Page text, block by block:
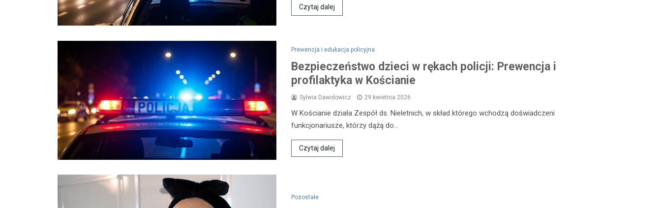
Czytaj dalej
Prewencja i edukacja policyjna
Bezpieczeństwo dzieci w rękach policji: Prewencja i
profilaktyka w Kościanie
Sylwia Dawidowicz 29 kwietnia 2026
W Kościanie działa Zespół ds. Nieletnich, w skład którego wchodzą doświadczeni
funkcjonariusze, którzy dążą do…
Czytaj dalej
Pozostałe